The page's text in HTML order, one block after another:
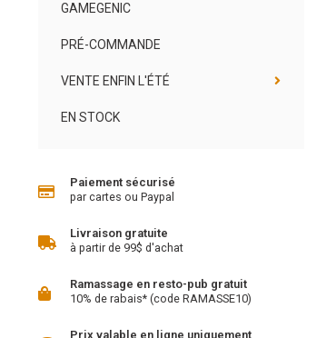
GAMEGENIC
PRÉ-COMMANDE
VENTE ENFIN L'ÉTÉ
EN STOCK
Paiement sécurisé
par cartes ou Paypal
Livraison gratuite
à partir de 99$ d'achat
Ramassage en resto-pub gratuit
10% de rabais* (code RAMASSE10)
Prix valable en ligne uniquement